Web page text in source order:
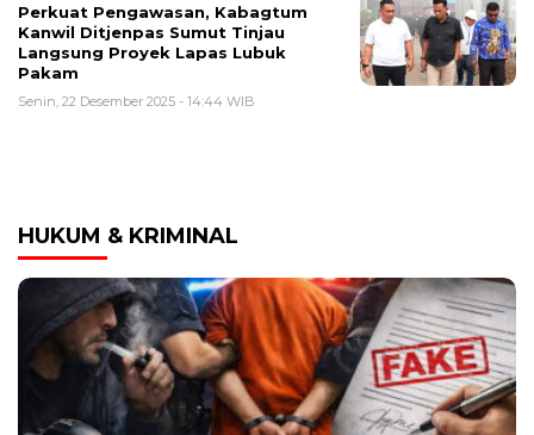
Perkuat Pengawasan, Kabagtum
Kanwil Ditjenpas Sumut Tinjau
Langsung Proyek Lapas Lubuk
Pakam
Senin, 22 Desember 2025 - 14:44 WIB
HUKUM & KRIMINAL